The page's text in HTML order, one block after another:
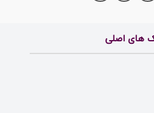
های اصلی